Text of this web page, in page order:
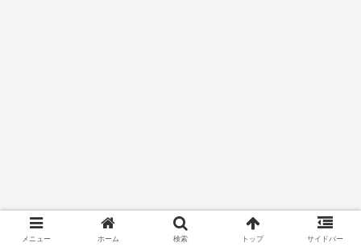
メニュー ホーム 検索 トップ サイドバー